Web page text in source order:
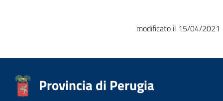
modificato il 15/04/2021
Provincia di Perugia